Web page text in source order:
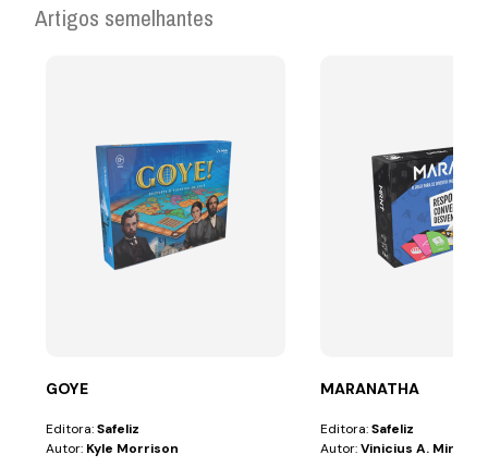
Artigos semelhantes
GOYE
Editora:Safeliz
Autor: Kyle Morrison
MARANATHA
Editora:Safeliz
Autor:Vinicius A. Miranda